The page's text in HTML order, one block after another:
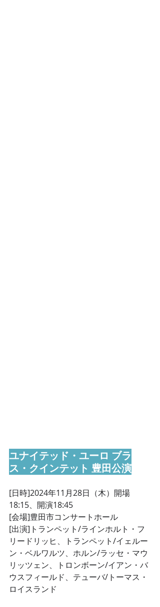
ユナイテッド・ユーロ ブラ
ス・クインテット 豊田公演
[日時]2024年11月28日（木）開場
18:15、開演18:45
[会場]豊田市コンサートホール
[出演]トランペット/ラインホルト・フ
リードリッヒ、トランペット/イェルー
ン・ベルワルツ、ホルン/ラッセ・マウ
リッツェン、トロンボーン/イアン・バ
ウスフィールド、テューバ/トーマス・
ロイスランド